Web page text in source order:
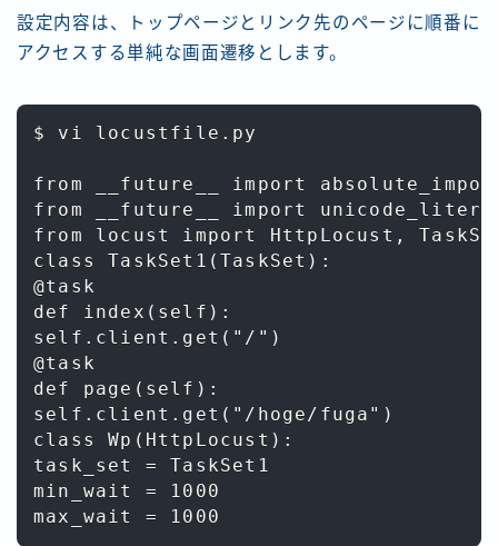
設定内容は、トップページとリンク先のページに順番に
アクセスする単純な画面遷移とします。
$ vi locustfile.py
from __future__ import
from __future__ import
from locust import HttpLocust,
class TaskSet1(TaskSet):
@task
def index(self):
self.client.get("/")
@task
def page(self):
self.client.get("/hoge/fuga")
class Wp(HttpLocust):
task_set = TaskSet1
min_wait = 1000